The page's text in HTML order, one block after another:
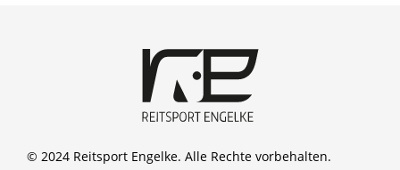
© 2024 Reitsport Engelke. Alle Rechte vorbehalten.